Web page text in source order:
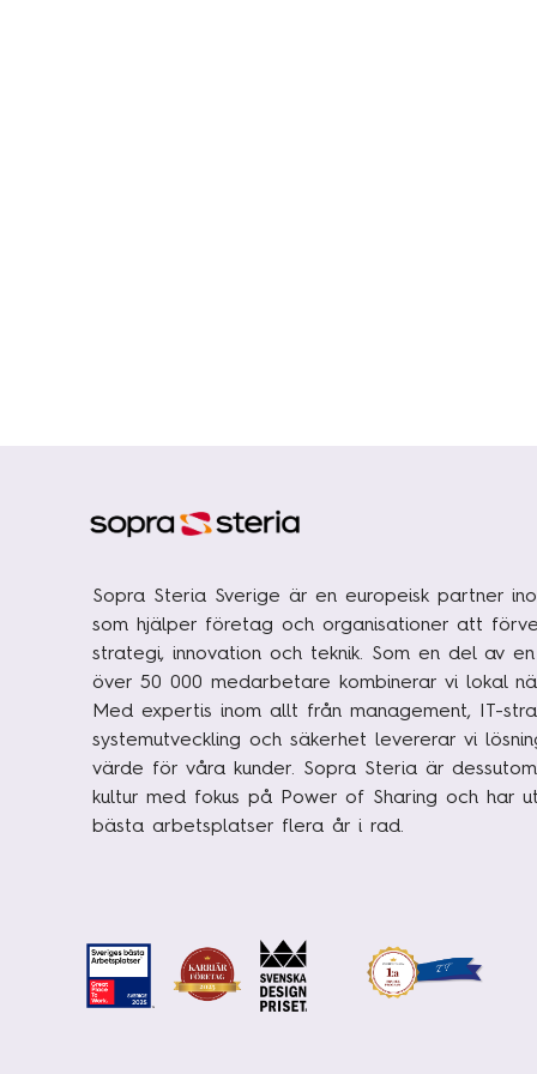
Sopra Steria Sverige är en europeisk partner
som hjälper företag och organisationer att
strategi, innovation och teknik. Som en del av
över 50 000 medarbetare kombinerar vi lokal
Med expertis inom allt från management, IT-
systemutveckling och säkerhet levererar vi
värde för våra kunder. Sopra Steria är
kultur med fokus på Power of Sharing och har
bästa arbetsplatser flera år i rad.